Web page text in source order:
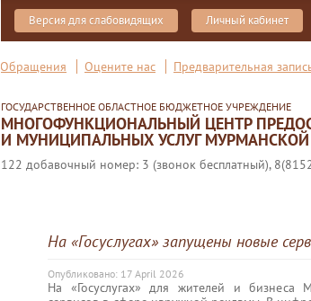
Версия для слабовидящих Личный кабинет
Обращения Оцените нас Предварительная
ГОСУДАРСТВЕННОЕ ОБЛАСТНОЕ БЮДЖЕТНОЕ УЧРЕЖДЕНИЕ
МНОГОФУНКЦИОНАЛЬНЫЙ ЦЕНТР
И МУНИЦИПАЛЬНЫХ УСЛУГ МУРМАНСКОЙ
122 добавочный номер: 3 (звонок бесплатный),
На «Госуслугах» запущены новые
Опубликовано: 17 April 2026
На «Госуслугах» для жителей и бизнеса